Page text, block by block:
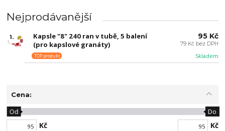
Nejprodávanější
1.
Kapsle "8" 240 ran v tubě, 5 balení
(pro kapslové granáty)
Skladem
TOP produkt
95 Kč
79 Kč bez DPH
Cena:
Kč
Od Do
Kč